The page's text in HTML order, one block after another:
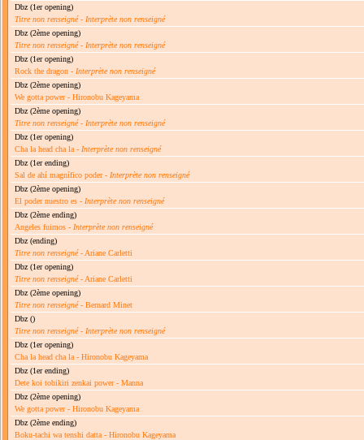
Dbz (1er opening)
Titre non renseigné- Interprète non renseigné
Dbz (2ème opening)
Titre non renseigné- Interprète non renseigné
Dbz (1er opening)
Rock the dragon - Interprète non renseigné
Dbz (2ème opening)
We gotta power - Hironobu Kageyama
Dbz (2ème opening)
Titre non renseigné- Interprète non renseigné
Dbz (1er opening)
Cha la head cha la - Interprète non renseigné
Dbz (1er ending)
Sal de ahí magnífico poder - Interprète non renseigné
Dbz (2ème opening)
El poder nuestro es - Interprète non renseigné
Dbz (2ème ending)
Angeles fuimos - Interprète non renseigné
Dbz (ending)
Titre non renseigné- Ariane Carletti
Dbz (1er opening)
Titre non renseigné- Ariane Carletti
Dbz (2ème opening)
Titre non renseigné- Bernard Minet
Dbz ()
Titre non renseigné- Interprète non renseigné
Dbz (1er opening)
Cha la head cha la - Hironobu Kageyama
Dbz (1er ending)
Dete koi tobikiri zenkai power - Manna
Dbz (2ème opening)
We gotta power - Hironobu Kageyama
Dbz (2ème ending)
Boku-tachi wa tenshi datta - Hironobu Kageyama